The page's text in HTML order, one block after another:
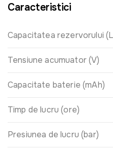
Caracteristici
Capacitatea rezervorului
Tensiune acumuator (V)
Capacitate baterie (mAh)
Timp de lucru (ore)
Presiunea de lucru (bar)